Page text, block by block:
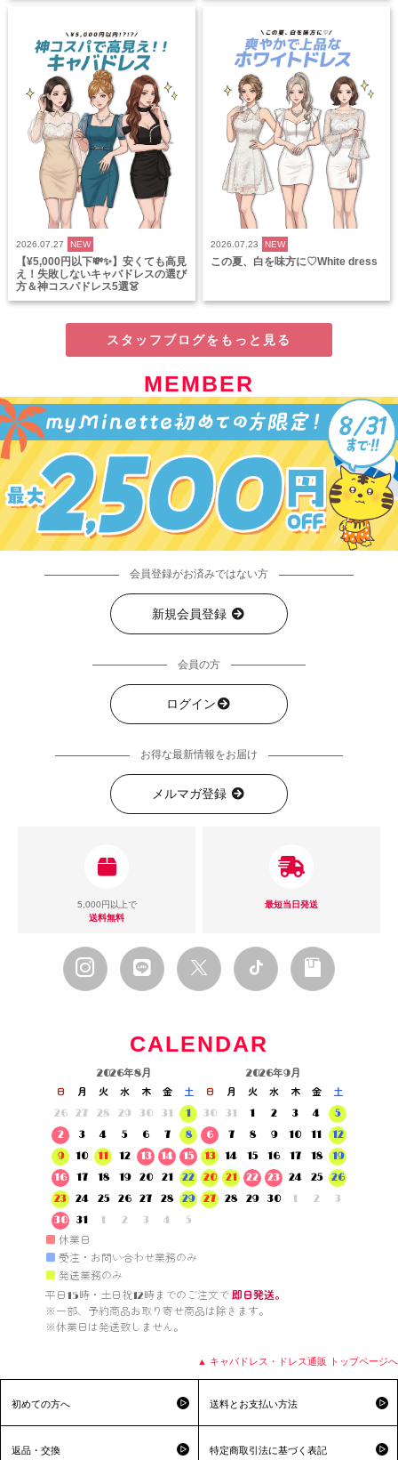
2026.07.27 NEW
【¥5,000円以下💸✨】安くても高見
え！失敗しないキャバドレスの選び
方＆神コスパドレス5選👗
2026.07.23 NEW
この夏、白を味方に♡White dress
スタッフブログをもっと見る
MEMBER
会員登録がお済みではない方
新規会員登録
会員の方
ログイン
お得な最新情報をお届け
メルマガ登録
5,000円以上で
送料無料
最短当日発送
CALENDAR
2026年8月
日 月 火 水 木 金
土
26
27 28 29 30 31
1
2
3 4 5 6 7
8
9
10 11 12 13 14
15
16
17 18 19 20 21
22
23
24 25 26 27 28
29
30
31 1 2 3 4 5
2026年9月
日 月 火 水 木 金
土
30
31 1 2 3 4
5
6
7 8 9 10 11
12
13
14 15 16 17 18
19
20
21 22 23 24 25
26
27
28 29 30 1 2 3
■ 休業日
■ 受注・お問い合わせ業務のみ
■ 発送業務のみ
平日15時・土日祝12時までのご注文で 即日発送。
※一部、予約商品お取り寄せ商品は除きます。
※休業日は発送致しません。
▲ キャバドレス・ドレス通販 トップページへ
初めての方へ 送料とお支払い方法
返品・交換 特定商取引法に基づく表記